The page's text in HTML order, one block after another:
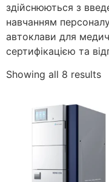
здійснюються з
навчанням
автоклави для
сертифікацією та
Showing all 8 results